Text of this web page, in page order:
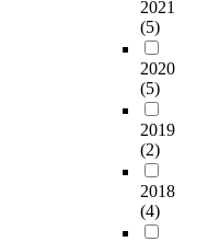
2021
(5)
2020
(5)
2019
(2)
2018
(4)